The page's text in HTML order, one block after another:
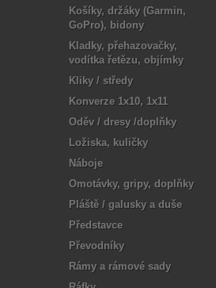
Košíky, držáky (Garmin,
GoPro), bidony
Kladky, přehazovačky,
vodítka řetězu, objímky
Kliky / středy
Konverze 1x10, 1x11
Oděv / dresy /doplňky
Ložiska, kuličky
Náboje
Omotávky, gripy, doplňky
Pláště / galusky a duše
Představce
Převodníky
Rámy a rámové sady